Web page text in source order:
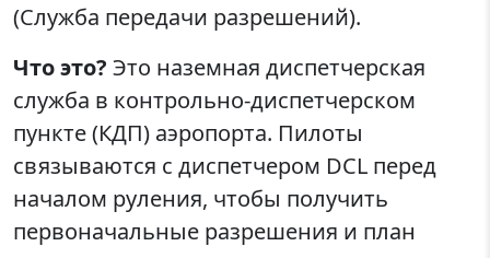
(Служба передачи разрешений).
Что это? Это наземная диспетчерская
служба в контрольно-диспетчерском
пункте (КДП) аэропорта. Пилоты
связываются с диспетчером DCL перед
началом руления, чтобы получить
первоначальные разрешения и план